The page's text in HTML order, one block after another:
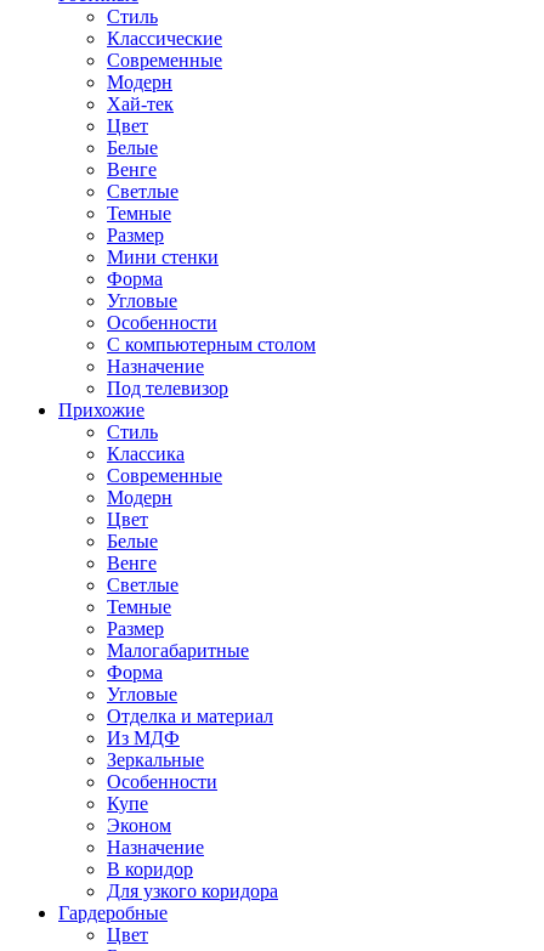
Стиль
Классические
Современные
Модерн
Хай-тек
Цвет
Белые
Венге
Светлые
Темные
Размер
Мини стенки
Форма
Угловые
Особенности
С компьютерным столом
Назначение
Под телевизор
Прихожие
Стиль
Классика
Современные
Модерн
Цвет
Белые
Венге
Светлые
Темные
Размер
Малогабаритные
Форма
Угловые
Отделка и материал
Из МДФ
Зеркальные
Особенности
Купе
Эконом
Назначение
В коридор
Для узкого коридора
Гардеробные
Цвет